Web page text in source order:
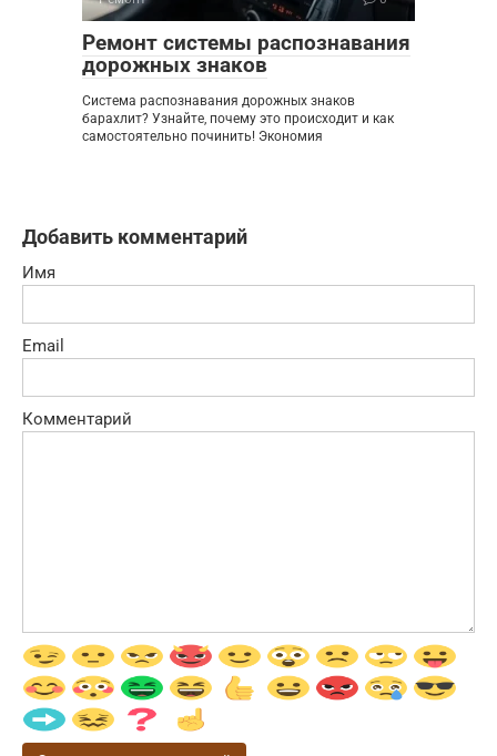
Ремонт системы распознавания
дорожных знаков
Система распознавания дорожных знаков
барахлит? Узнайте, почему это происходит и как
самостоятельно починить! Экономия
Добавить комментарий
Имя
Email
Комментарий